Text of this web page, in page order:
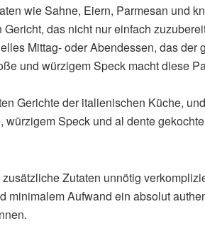
wie Sahne, Eiern, Parmesan und
das nicht nur einfach
Mittag- oder Abendessen, das der
und würzigem Speck macht diese
Gerichte der italienischen Küche,
Speck und al dente
Zutaten unnötig
minimalem Aufwand ein absolut